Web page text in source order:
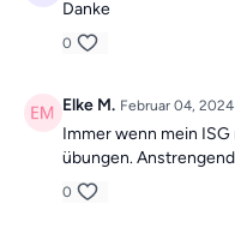
Danke
0
Elke M. Februar 04, 2024
Immer wenn mein
übungen.
0